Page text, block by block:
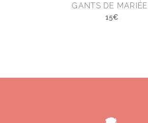
GANTS DE MARIÉE
15€